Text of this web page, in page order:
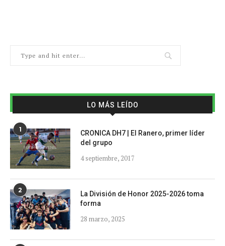
LO MÁS LEÍDO
1
CRONICA DH7 | El Ranero, primer líder
del grupo
4 septiembre, 2017
2
La División de Honor 2025-2026 toma
forma
28 marzo, 2025